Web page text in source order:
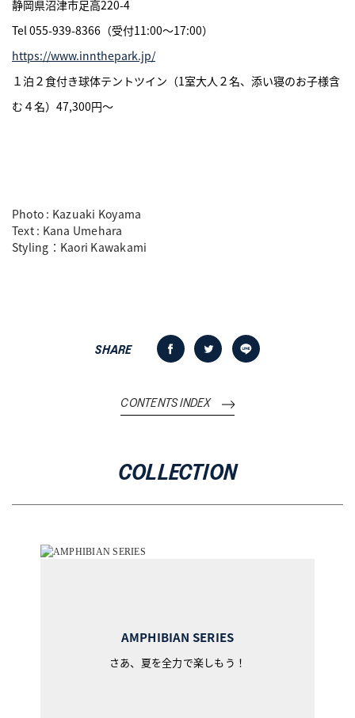
静岡県沼津市足高220-4
Tel 055-939-8366（受付11:00〜17:00）
https://www.innthepark.jp/
１泊２食付き球体テントツイン（1室大人２名、添い寝のお子様含
む４名）47,300円〜
Photo : Kazuaki Koyama
Text : Kana Umehara
Styling：Kaori Kawakami
CONTENTS INDEX
SHARE
COLLECTION
AMPHIBIAN SERIES
さあ、夏を全力で楽しもう！